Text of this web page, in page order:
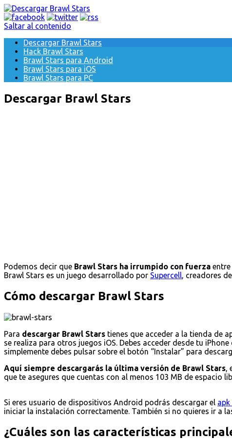
Saltar al contenido
Descargar Brawl Stars
Hack Brawl Stars
Brawl Stars para Android
Brawl Stars para iOS
Brawl Stars para PC
Descargar Brawl Stars
Podemos decir que Brawl Stars ha irrumpido con fuerza
Brawl Stars es un juego desarrollado por Supercell, creadores
Cómo descargar Brawl Stars
Para descargar Brawl Stars tienes que acceder a la tienda de
se realiza para otros juegos iOS. Debes acceder desde tu
simplemente debes pulsar sobre el botón “Instalar” para
Aquí siempre descargarás la última versión de Brawl Stars,
que te asegures que cuentas con al menos 103 MB de espacio
Si eres usuario de dispositivos Android podrás descargar el apk
iniciar la instalación correctamente. También si no quieres ir a
¿Cuáles son las características